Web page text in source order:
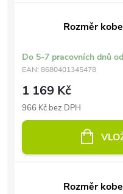
Rozměr
Do 5-7 pracovních dnů
EAN: 8680401345478
1 169 Kč
966 Kč bez DPH
Rozměr